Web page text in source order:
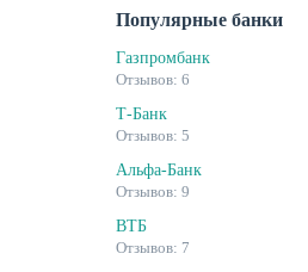
Популярные банки
Газпромбанк
Отзывов: 6
Т-Банк
Отзывов: 5
Альфа-Банк
Отзывов: 9
ВТБ
Отзывов: 7